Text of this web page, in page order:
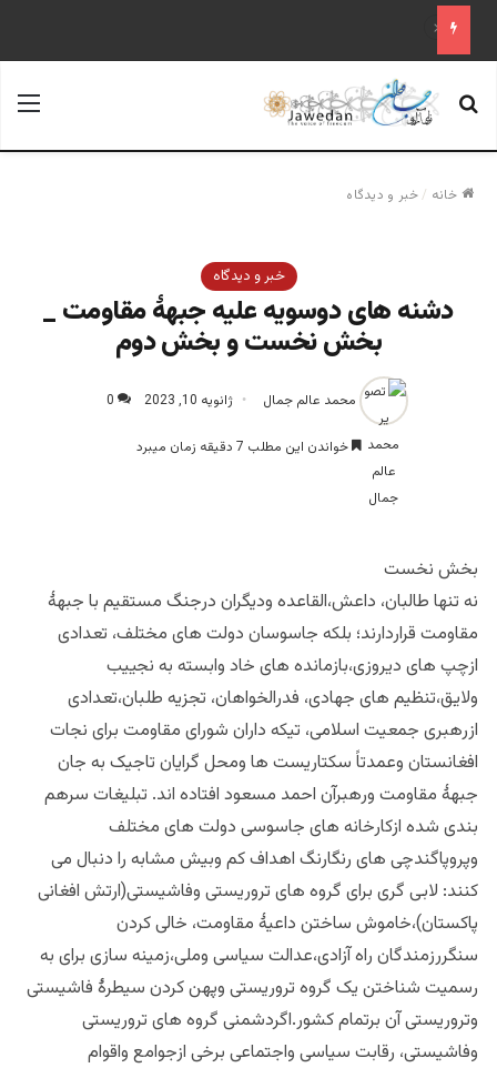
«آینده فدراسیون روسیه پس از پوتین؛ تحلیل یک سناریوی محتمل»
جستجو برای
خانه /خبر و دیدگاه
خبر و دیدگاه
دشنه های دوسویه علیه جبهۀ مقاومت _
بخش نخست و بخش دوم
محمد عالم جمال ژانویه 10, 2023 0
خواندن این مطلب 7 دقیقه زمان میبرد
محمد عالم جمال
بخش نخست
نه تنها طالبان، داعش،القاعده ودیگران درجنگ مستقیم با جبهۀ
مقاومت قراردارند؛ بلکه جاسوسان دولت های مختلف، تعدادی
ازچپ های دیروزی،بازمانده های خاد وابسته به نجییب
ولایق،تنظیم های جهادی، فدرالخواهان، تجزیه طلبان،تعدادی
ازرهبری جمعیت اسلامی، تیکه داران شورای مقاومت برای نجات
افغانستان وعمدتاً سکتاریست ها ومحل گرایان تاجیک به جان
جبهۀ مقاومت ورهبرآن احمد مسعود افتاده اند. تبلیغات سرهم
بندی شده ازکارخانه های جاسوسی دولت های مختلف
وپروپاگندچی های رنگارنگ اهداف کم وبیش مشابه را دنبال می
کنند: لابی گری برای گروه های تروریستی وفاشیستی(ارتش افغانی
پاکستان)،خاموش ساختن داعیۀ مقاومت، خالی کردن
سنگررزمندگان راه آزادی،عدالت سیاسی وملی،زمینه سازی برای به
رسمیت شناختن یک گروه تروریستی وپهن کردن سیطرۀ فاشیستی
وتروریستی آن برتمام کشور.اگردشمنی گروه های تروریستی
وفاشیستی، رقابت سیاسی واجتماعی برخی ازجوامع واقوام